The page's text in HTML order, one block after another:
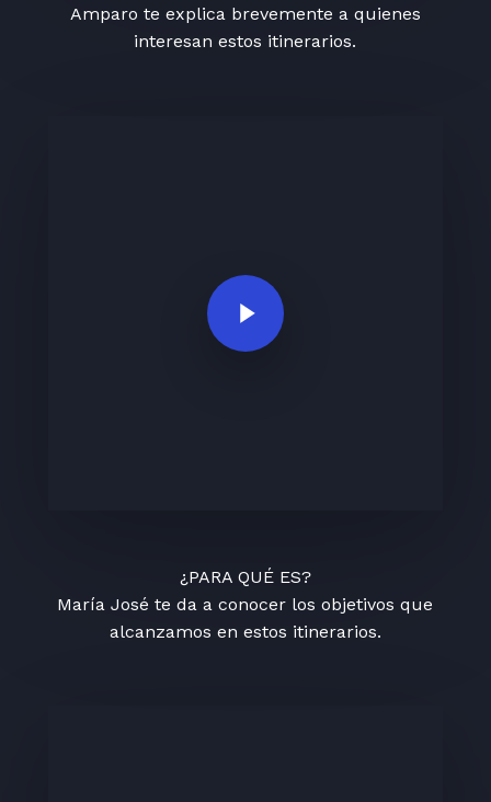
Amparo te explica brevemente a quienes
interesan estos itinerarios.
Play Video
¿PARA QUÉ ES?
María José te da a conocer los objetivos que
alcanzamos en estos itinerarios.